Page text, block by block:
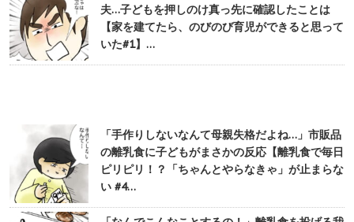
夫…子どもを押しのけ真っ先に確認したことは
【家を建てたら、のびのび育児ができると思って
いた#1】…
「手作りしないなんて母親失格だよね…」市販品
の離乳食に子どもがまさかの反応【離乳食で毎日
ピリピリ！？「ちゃんとやらなきゃ」が止まらな
い #4…